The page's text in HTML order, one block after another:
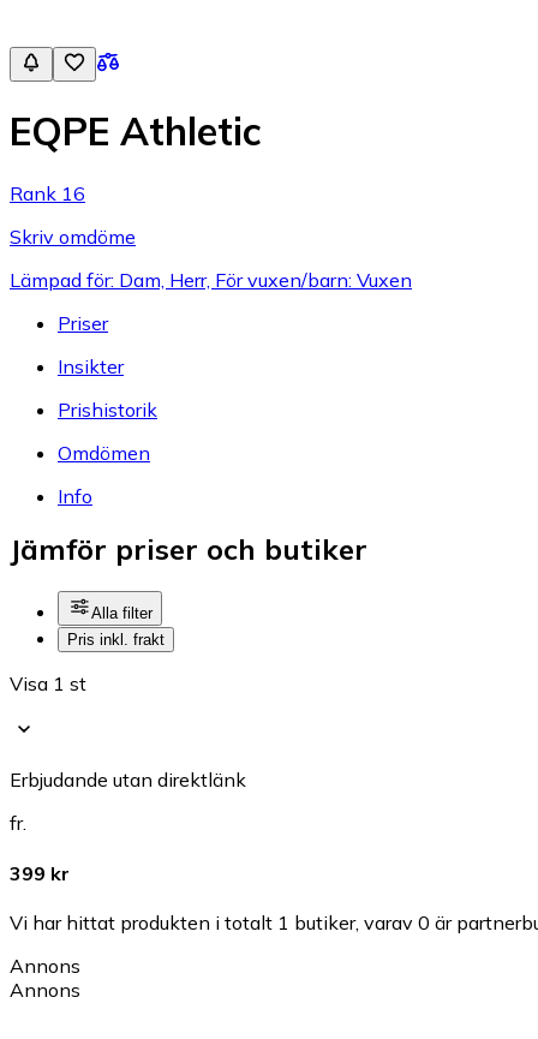
EQPE Athletic
Rank 16
Skriv omdöme
Lämpad för: Dam, Herr, För vuxen/barn: Vuxen
Priser
Insikter
Prishistorik
Omdömen
Info
Jämför priser och butiker
Alla filter
Pris inkl. frakt
Visa 1 st
Erbjudande utan direktlänk
fr.
399 kr
Vi har hittat produkten i totalt 1 butiker, varav 0 är
Annons
Annons